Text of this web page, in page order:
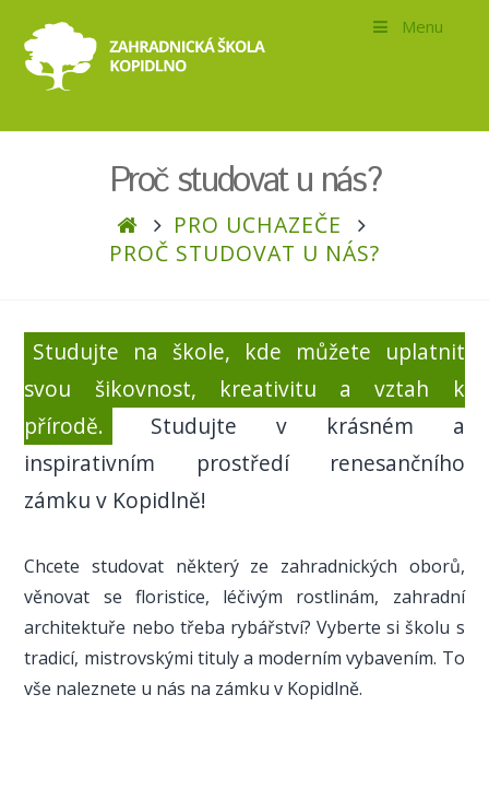
SZaŠ
Kopidlno
Menu
Proč studovat u nás?
PRO UCHAZEČE
PROČ STUDOVAT U NÁS?
Studujte na škole, kde můžete uplatnit
svou šikovnost, kreativitu a vztah k
přírodě.
Studujte v krásném a
inspirativním prostředí renesančního
zámku v Kopidlně!
Chcete studovat některý ze zahradnických oborů,
věnovat se floristice, léčivým rostlinám, zahradní
architektuře nebo třeba rybářství? Vyberte si školu s
tradicí, mistrovskými tituly a moderním vybavením. To
vše naleznete u nás na zámku v Kopidlně.